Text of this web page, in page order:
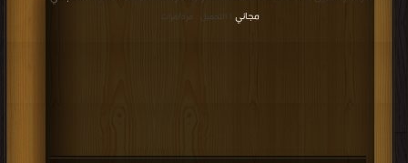
مجاني | التحميل : مرة/مرات